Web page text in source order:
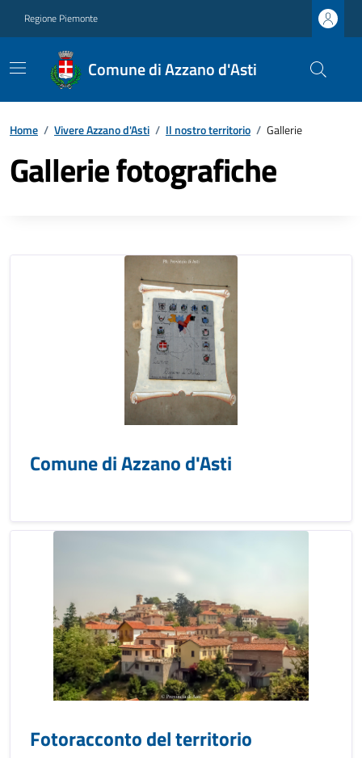
Regione Piemonte
Comune di Azzano d'Asti
Home / Vivere Azzano d'Asti / Il nostro territorio / Gallerie
Gallerie fotografiche
Comune di Azzano d'Asti
Fotoracconto del territorio